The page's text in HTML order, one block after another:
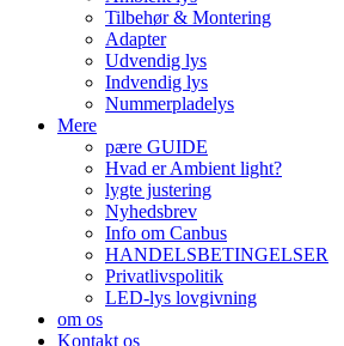
Tilbehør & Montering
Adapter
Udvendig lys
Indvendig lys
Nummerpladelys
Mere
pære GUIDE
Hvad er Ambient light?
lygte justering
Nyhedsbrev
Info om Canbus
HANDELSBETINGELSER
Privatlivspolitik
LED-lys lovgivning
om os
Kontakt os